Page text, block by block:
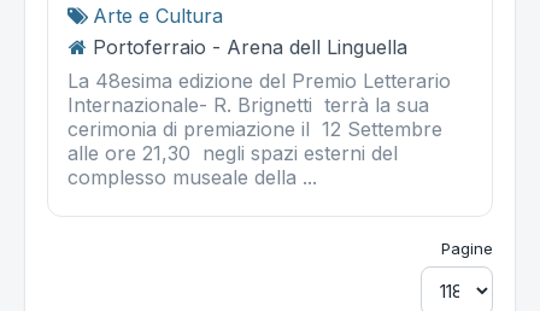
Arte e Cultura
Portoferraio - Arena dell Linguella
La 48esima edizione del Premio Letterario
Internazionale- R. Brignetti terrà la sua
cerimonia di premiazione il 12 Settembre
alle ore 21,30 negli spazi esterni del
complesso museale della ...
Pagine